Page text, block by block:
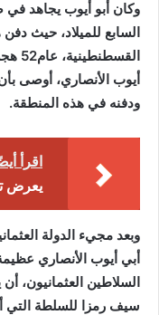
وكان أبو أيوب يجاهد
السابع للميلاد، حيث
أيوب الأنصاري، أوصى
ودفنه في هذه المنطقة.
اقرأ
يعرض
وبعد مجيء الدولة
أبي أيوب الأنصاري
السلاطين العثمانيون،
سيف رمزا للسلطة التي